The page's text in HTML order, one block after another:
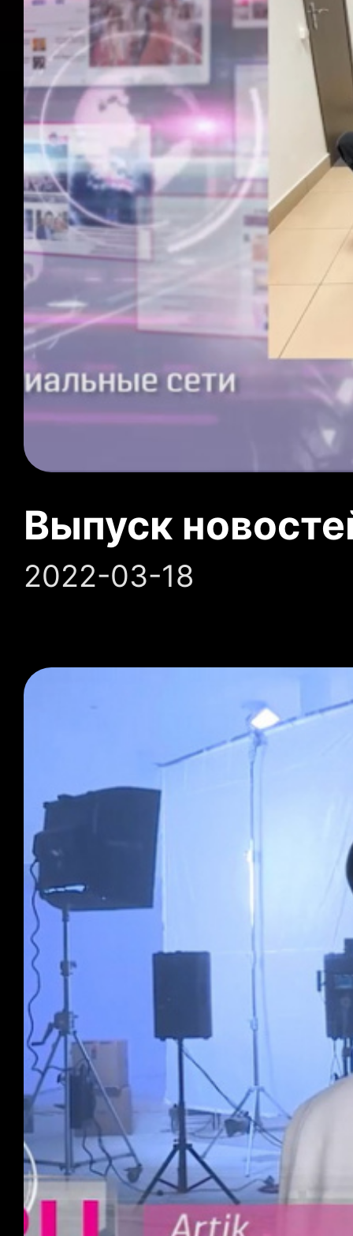
Выпуск
2022-03-18